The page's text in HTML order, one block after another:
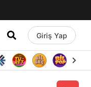
Giriş Yap